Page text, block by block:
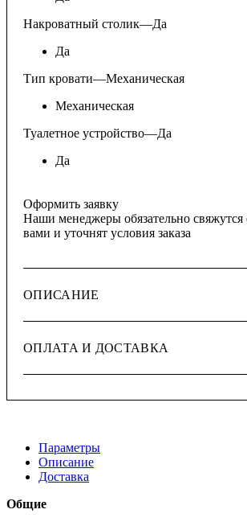
Накроватный столик—Да
Да
Тип кровати—Механическая
Механическая
Туалетное устройство—Да
Да
Оформить заявку
Наши менеджеры обязательно свяжутся
вами и уточнят условия заказа
ОПИСАНИЕ
ОПЛАТА И ДОСТАВКА
Параметры
Описание
Доставка
Общие